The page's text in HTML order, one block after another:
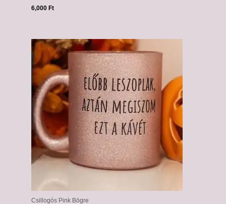
6,000 Ft
Csillogós Pink Bögre
6,000 Ft
-
6,500 Ft